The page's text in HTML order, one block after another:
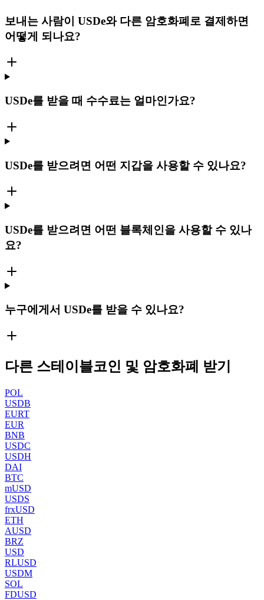
보내는 사람이 USDe와 다른 암호화폐로 결제하면
어떻게 되나요?
USDe를 받을 때 수수료는 얼마인가요?
USDe를 받으려면 어떤 지갑을 사용할 수 있나요?
USDe를 받으려면 어떤 블록체인을 사용할 수 있나
요?
누구에게서 USDe를 받을 수 있나요?
다른 스테이블코인 및 암호화폐 받기
POL
USDB
EURT
EUR
BNB
USDC
USDH
DAI
BTC
mUSD
USDS
frxUSD
ETH
AUSD
BRZ
USD
RLUSD
USDM
SOL
FDUSD